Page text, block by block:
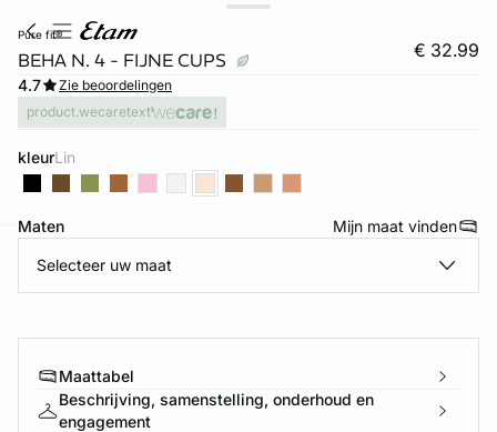
pure fit®
BEHA N. 4 - FIJNE CUPS € 32.99
4.7
Zie beoordelingen
product.wecaretext
kleur lin
Maten Mijn maat vinden
Selecteer uw maat
Maattabel
Beschrijving, samenstelling, onderhoud en
engagement